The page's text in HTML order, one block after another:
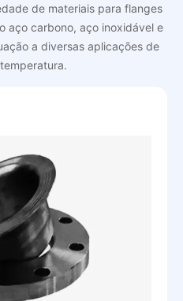
de materiais para flanges
aço carbono, aço inoxidável e
a diversas aplicações de